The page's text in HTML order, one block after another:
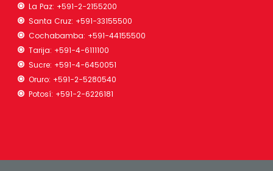
La Paz: +591-2-2155200
Santa Cruz: +591-33155500
Cochabamba: +591-44155500
Tarija: +591-4-6111100
Sucre: +591-4-6450051
Oruro: +591-2-5280540
Potosí: +591-2-6226181